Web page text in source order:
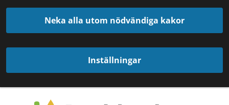
Neka alla utom nödvändiga kakor
Inställningar